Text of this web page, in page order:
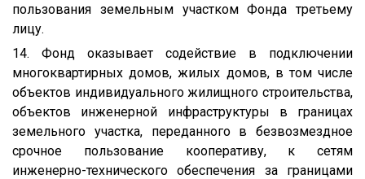
пользования земельным участком Фонда третьему
лицу.
14. Фонд оказывает содействие в подключении
многоквартирных домов, жилых домов, в том числе
объектов индивидуального жилищного строительства,
объектов инженерной инфраструктуры в границах
земельного участка, переданного в безвозмездное
срочное пользование кооперативу, к сетям
инженерно-технического обеспечения за границами